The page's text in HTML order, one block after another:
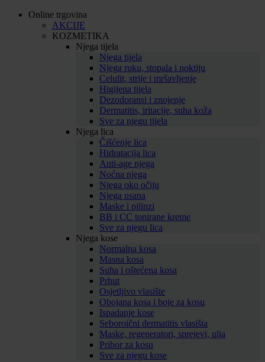
Online trgovina
AKCIJE
KOZMETIKA
Njega tijela
Njega tijela
Njega ruku, stopala i noktiju
Celulit, strije i mršavljenje
Higijena tijela
Dezodoransi i znojenje
Dermatitis, iritacije, suha koža
Sve za njegu tijela
Njega lica
Čišćenje lica
Hidratacija lica
Anti-age njega
Noćna njega
Njega oko očiju
Njega usana
Maske i pilinzi
BB i CC tonirane kreme
Sve za njegu lica
Njega kose
Normalna kosa
Masna kosa
Suha i oštećena kosa
Prhut
Osjetljivo vlasište
Obojana kosa i boje za kosu
Ispadanje kose
Seboroični dermatitis vlasišta
Maske, regeneratori, sprejevi, ulja
Pribor za kosu
Sve za njegu kose